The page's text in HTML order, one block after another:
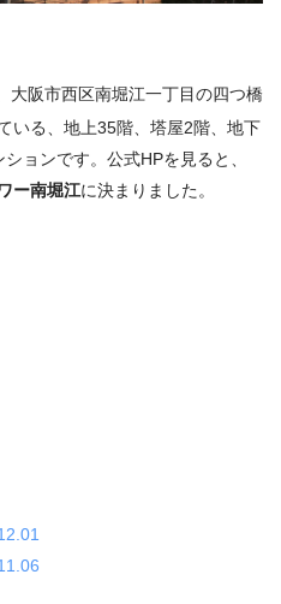
大阪市西区南堀江一丁目の四つ橋
いる、地上35階、塔屋2階、地下
ョンです。公式HPを見ると、
ー南堀江に決まりました。